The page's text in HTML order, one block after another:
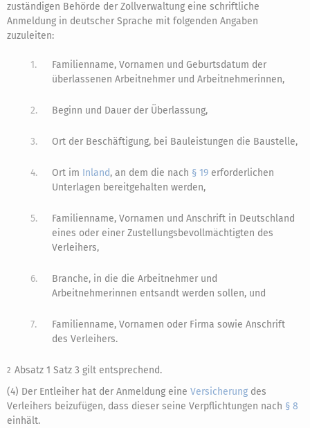
zuständigen Behörde der Zollverwaltung eine schriftliche
Anmeldung in deutscher Sprache mit folgenden Angaben
zuzuleiten:
1.
Familienname, Vornamen und Geburtsdatum der
überlassenen Arbeitnehmer und Arbeitnehmerinnen,
2. Beginn und Dauer der Überlassung,
3. Ort der Beschäftigung, bei Bauleistungen die Baustelle,
4. Ort im Inland, an dem die nach § 19 erforderlichen
Unterlagen bereitgehalten werden,
5.
Familienname, Vornamen und Anschrift in Deutschland
eines oder einer Zustellungsbevollmächtigten des
Verleihers,
6.
Branche, in die die Arbeitnehmer und
Arbeitnehmerinnen entsandt werden sollen, und
7.
Familienname, Vornamen oder Firma sowie Anschrift
des Verleihers.
2 Absatz 1 Satz 3 gilt entsprechend.
(4) Der Entleiher hat der Anmeldung eine Versicherung des
Verleihers beizufügen, dass dieser seine Verpflichtungen nach § 8
einhält.